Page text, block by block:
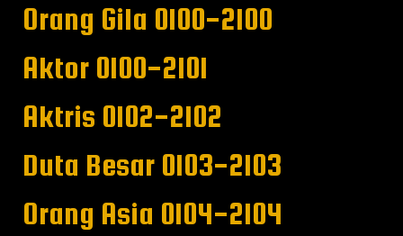
Orang Gila 0100-2100
Aktor 0100-2101
Aktris 0102-2102
Duta Besar 0103-2103
Orang Asia 0104-2104